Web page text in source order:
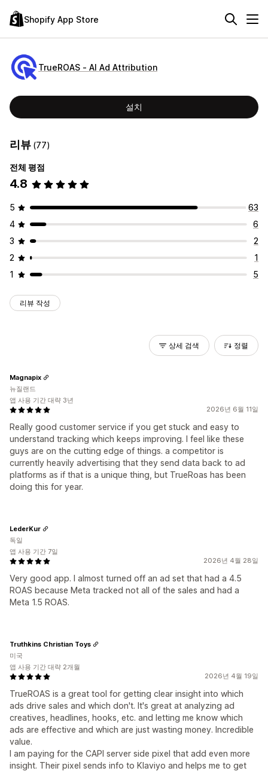
Shopify App Store
TrueROAS ‑ AI Ad Attribution
설치
리뷰 (77)
전체 평점
4.8
5
63
4
6
3
2
2
1
1
5
리뷰 작성
상세 검색 정렬
2026년 6월 11일
Really good customer service if you get stuck and easy to
understand tracking which keeps improving. I feel like these
guys are on the cutting edge of things. a competitor is
currently heavily advertising that they send data back to ad
platforms as if that is a unique thing, but TrueRoas has been
doing this for year.
Magnapix
뉴질랜드
앱 사용 기간 대략 3년
2026년 4월 28일
Very good app. I almost turned off an ad set that had a 4.5
ROAS because Meta tracked not all of the sales and had a
Meta 1.5 ROAS.
LederKur
독일
앱 사용 기간 7일
2026년 4월 19일
TrueROAS is a great tool for getting clear insight into which
ads drive sales and which don't. It's great at analyzing ad
creatives, headlines, hooks, etc. and letting me know which
ads are effective and which are just wasting money. Incredible
value.
I am paying for the CAPI server side pixel that add even more
insight. Their pixel sends info to Klaviyo and helps me to get
Truthkins Christian Toys
미국
앱 사용 기간 대략 2개월